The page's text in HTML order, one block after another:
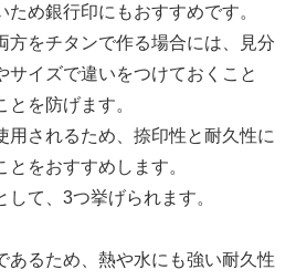
め銀行印にもおすすめです。
方をチタンで作る場合には、見分
サイズで違いをつけておくこと
を防げます。
用されるため、捺印性と耐久性に
をおすすめします。
て、3つ挙げられます。
あるため、熱や水にも強い耐久性